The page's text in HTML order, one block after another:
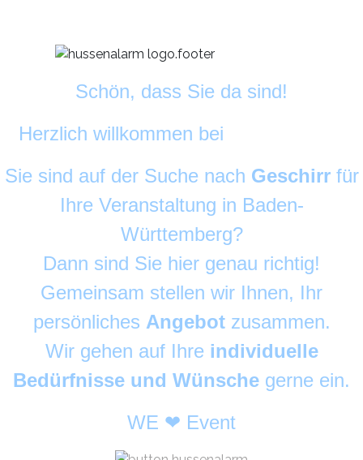
Schön, dass Sie da sind!
Herzlich willkommen bei
Sie sind auf der Suche nach Geschirr für
Ihre Veranstaltung in Baden-
Württemberg?
Dann sind Sie hier genau richtig!
Gemeinsam stellen wir Ihnen, Ihr
persönliches Angebot zusammen.
Wir gehen auf Ihre individuelle
Bedürfnisse und Wünsche gerne ein.
WE ❤ Event